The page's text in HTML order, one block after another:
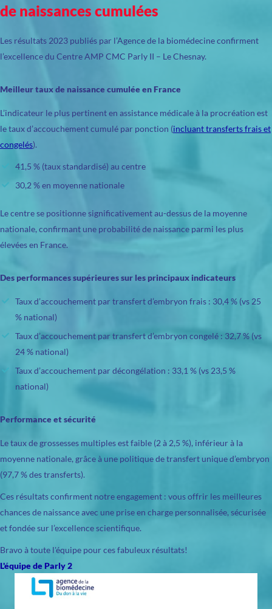
de naissances cumulées
Les résultats 2023 publiés par l’Agence de la biomédecine confirment
l’excellence du Centre AMP CMC Parly II – Le Chesnay.
Meilleur taux de naissance cumulée en France
L’indicateur le plus pertinent en assistance médicale à la procréation est
le taux d’accouchement cumulé par ponction (incluant transferts frais et
congelés).
41,5 % (taux standardisé) au centre
30,2 % en moyenne nationale
Le centre se positionne significativement au-dessus de la moyenne
nationale, confirmant une probabilité de naissance parmi les plus
élevées en France.
Des performances supérieures sur les principaux indicateurs
Taux d’accouchement par transfert d’embryon frais : 30,4 % (vs 25
% national)
Taux d’accouchement par transfert d’embryon congelé : 32,7 % (vs
24 % national)
Taux d’accouchement par décongélation : 33,1 % (vs 23,5 %
national)
Performance et sécurité
Le taux de grossesses multiples est faible (2 à 2,5 %), inférieur à la
moyenne nationale, grâce à une politique de transfert unique d’embryon
(97,7 % des transferts).
Ces résultats confirment notre engagement : vous offrir les meilleures
chances de naissance avec une prise en charge personnalisée, sécurisée
et fondée sur l’excellence scientifique.
Bravo à toute l'équipe pour ces fabuleux résultats!
L'équipe de Parly 2